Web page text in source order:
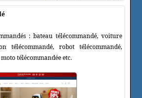
: bateau télécommandé, voiture
télécommandé, robot télécommandé,
télécommandée etc.